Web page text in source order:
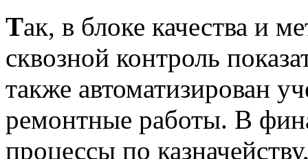
Так, в блоке качества и
сквозной контроль
также автоматизирован
ремонтные работы. В
процессы по